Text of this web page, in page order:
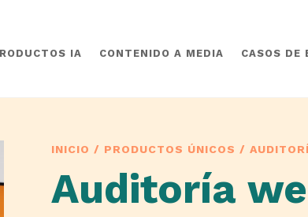
IA CONTENIDO A MEDIA CASOS DE
INICIO / PRODUCTOS ÚNICOS /
Auditoría